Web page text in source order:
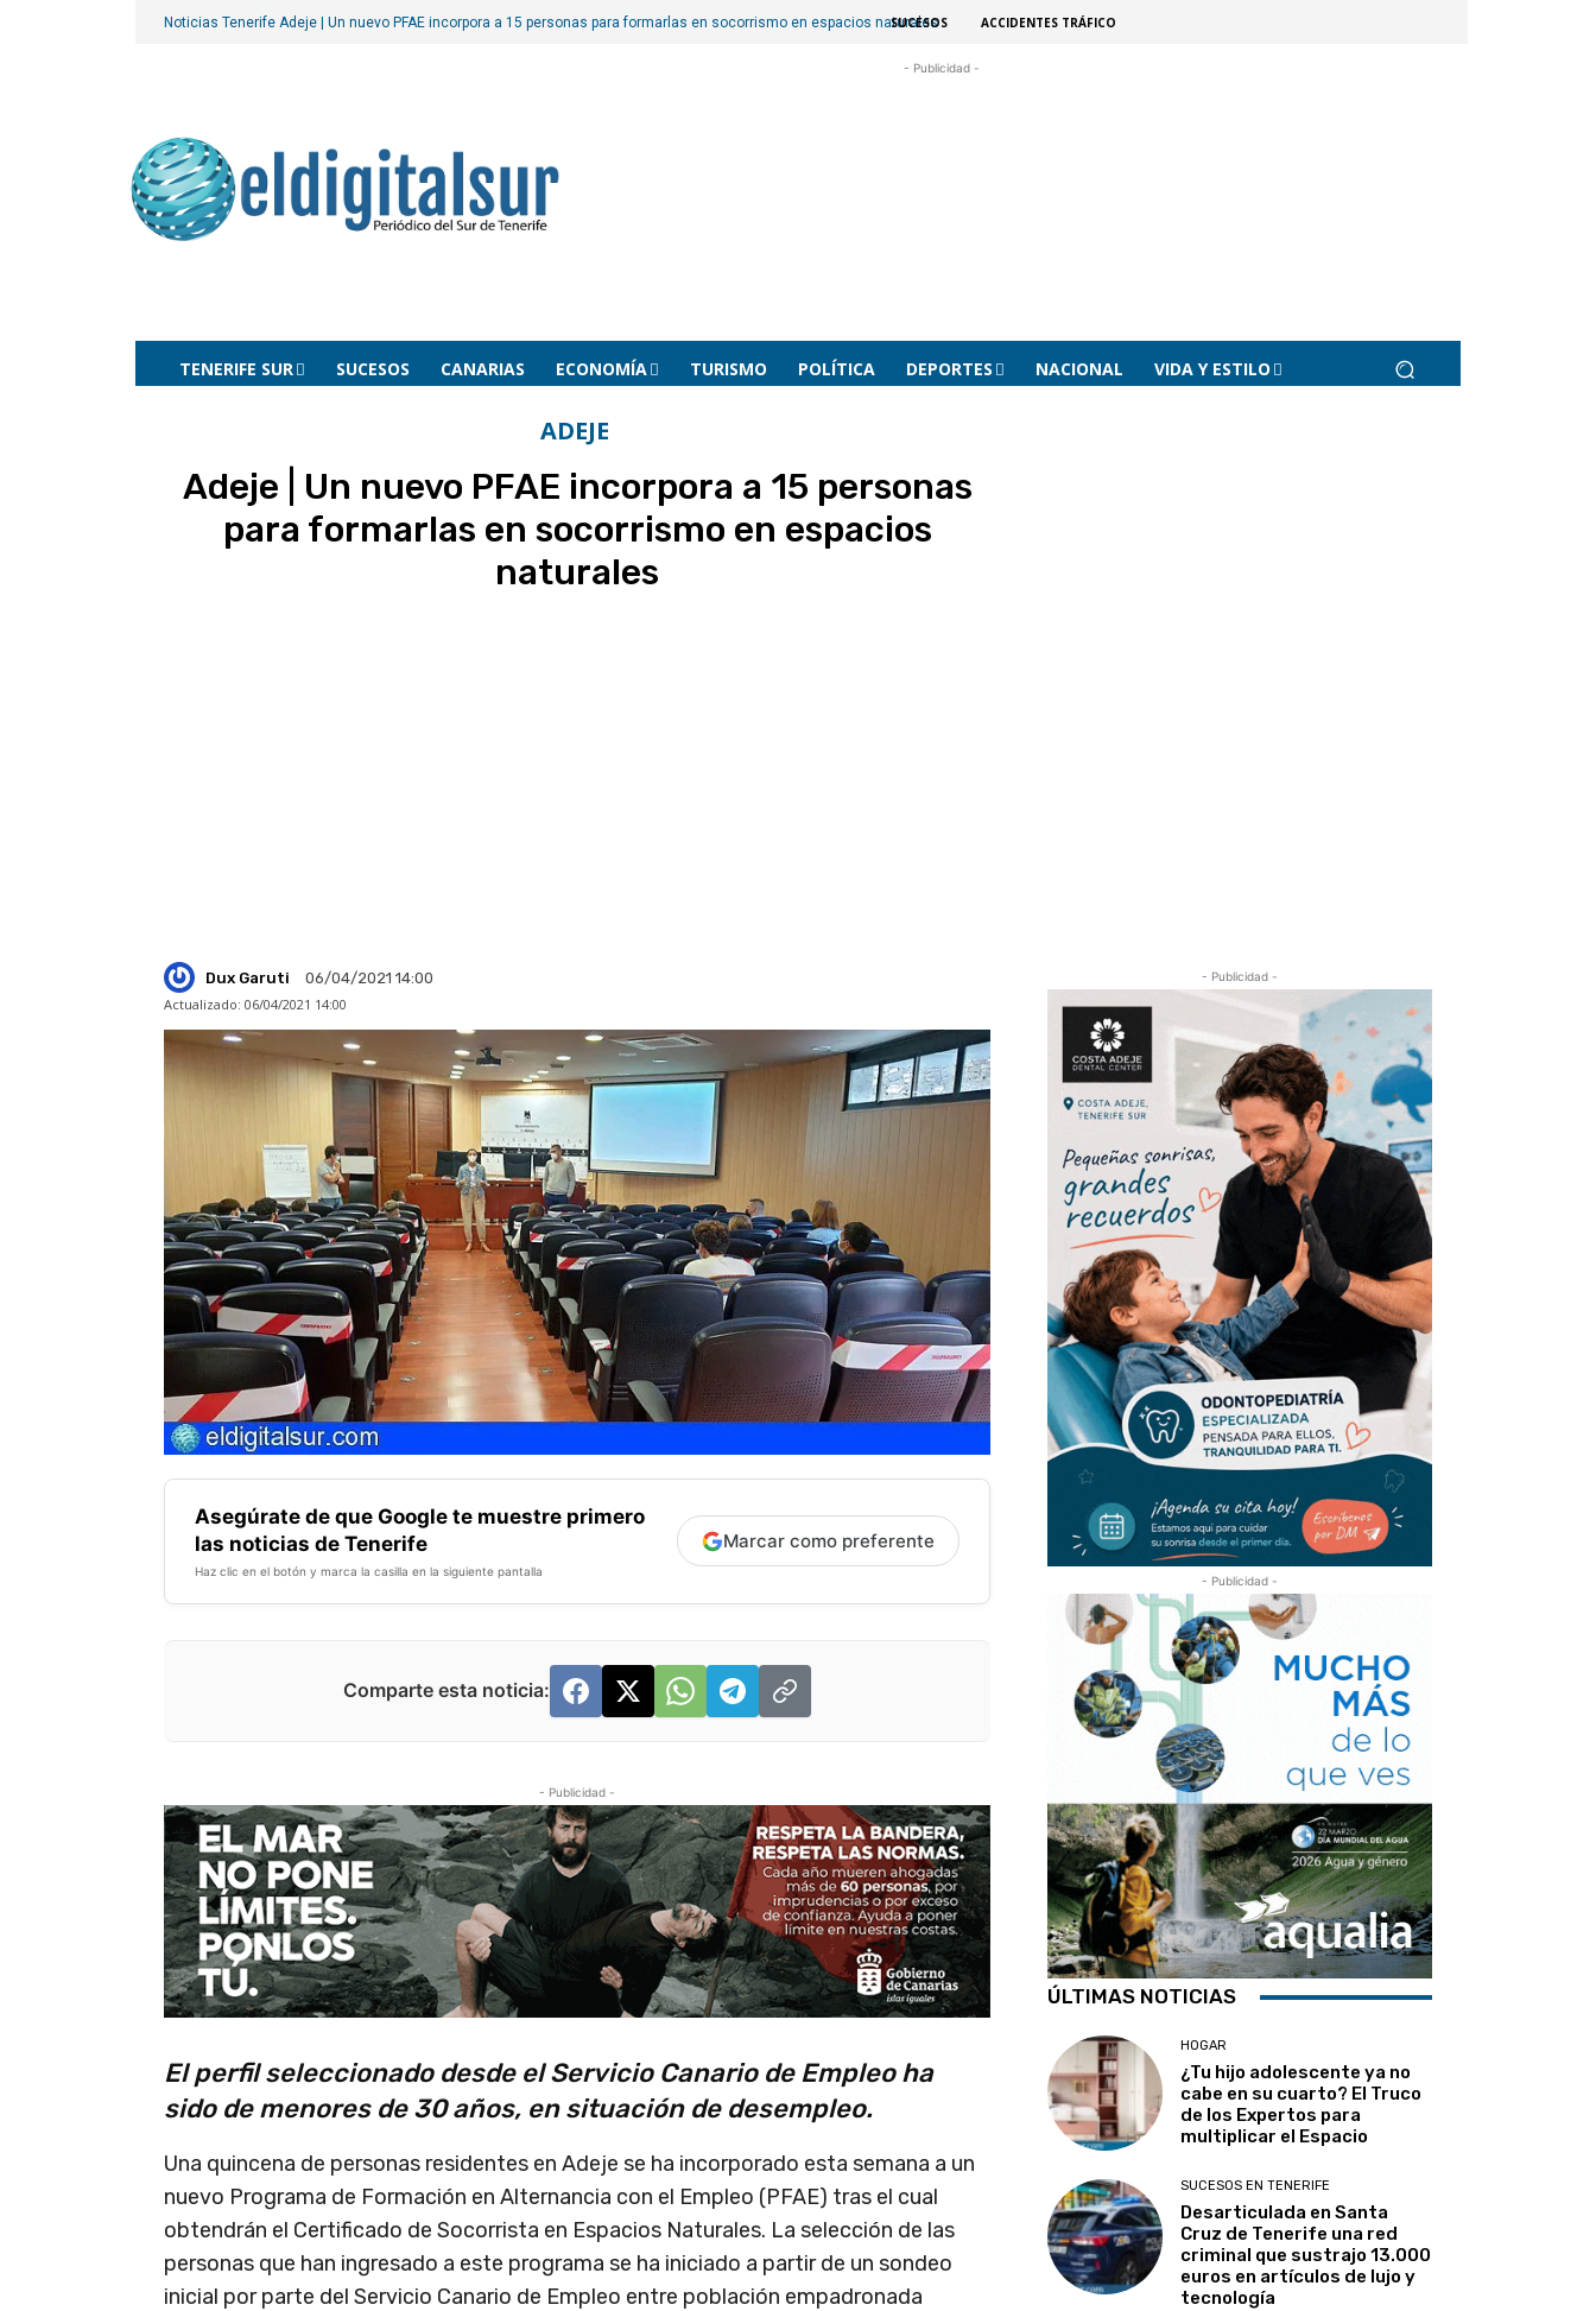
Noticias Tenerife Adeje | Un nuevo PFAE incorpora a 15 personas para formarlas en socorrismo en espacios naturales
SUCESOS ACCIDENTES TRÁFICO
- Publicidad -
TENERIFE SUR SUCESOS CANARIAS ECONOMÍA TURISMO POLÍTICA DEPORTES NACIONAL VIDA Y ESTILO
ADEJE
Adeje | Un nuevo PFAE incorpora a 15 personas
para formarlas en socorrismo en espacios
naturales
Dux Garuti
06/04/2021 14:00
Actualizado: 06/04/2021 14:00
Asegúrate de que Google te muestre primero
las noticias de Tenerife
Haz clic en el botón y marca la casilla en la siguiente pantalla
Marcar como preferente
Comparte esta noticia:
- Publicidad -
El perfil seleccionado desde el Servicio Canario de Empleo ha
sido de menores de 30 años, en situación de desempleo.
Una quincena de personas residentes en Adeje se ha incorporado esta semana a un
nuevo Programa de Formación en Alternancia con el Empleo (PFAE) tras el cual
obtendrán el Certificado de Socorrista en Espacios Naturales. La selección de las
personas que han ingresado a este programa se ha iniciado a partir de un sondeo
inicial por parte del Servicio Canario de Empleo entre población empadronada
- Publicidad -
- Publicidad -
ÚLTIMAS NOTICIAS
HOGAR
¿Tu hijo adolescente ya no
cabe en su cuarto? El Truco
de los Expertos para
multiplicar el Espacio
SUCESOS EN TENERIFE
Desarticulada en Santa
Cruz de Tenerife una red
criminal que sustrajo 13.000
euros en artículos de lujo y
tecnología